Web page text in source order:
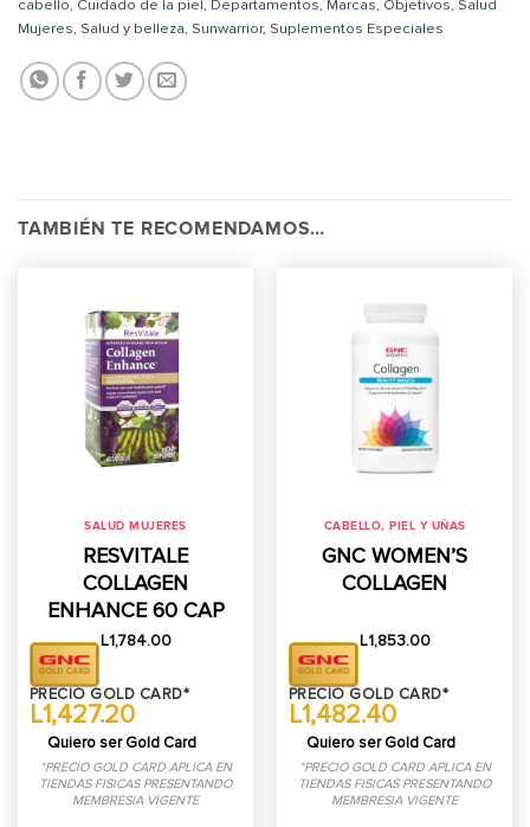
cabello, Cuidado de la piel, Departamentos, Marcas, Objetivos, Salud
Mujeres, Salud y belleza, Sunwarrior, Suplementos Especiales
TAMBIÉN TE RECOMENDAMOS…
SALUD MUJERES
RESVITALE
COLLAGEN
ENHANCE 60 CAP
L1,784.00
PRECIO GOLD CARD*
L1,427.20
Quiero ser Gold Card
*PRECIO GOLD CARD APLICA EN
TIENDAS FISICAS PRESENTANDO
MEMBRESIA VIGENTE
CABELLO, PIEL Y UÑAS
GNC WOMEN’S
COLLAGEN
L1,853.00
PRECIO GOLD CARD*
L1,482.40
Quiero ser Gold Card
*PRECIO GOLD CARD APLICA EN
TIENDAS FISICAS PRESENTANDO
MEMBRESIA VIGENTE